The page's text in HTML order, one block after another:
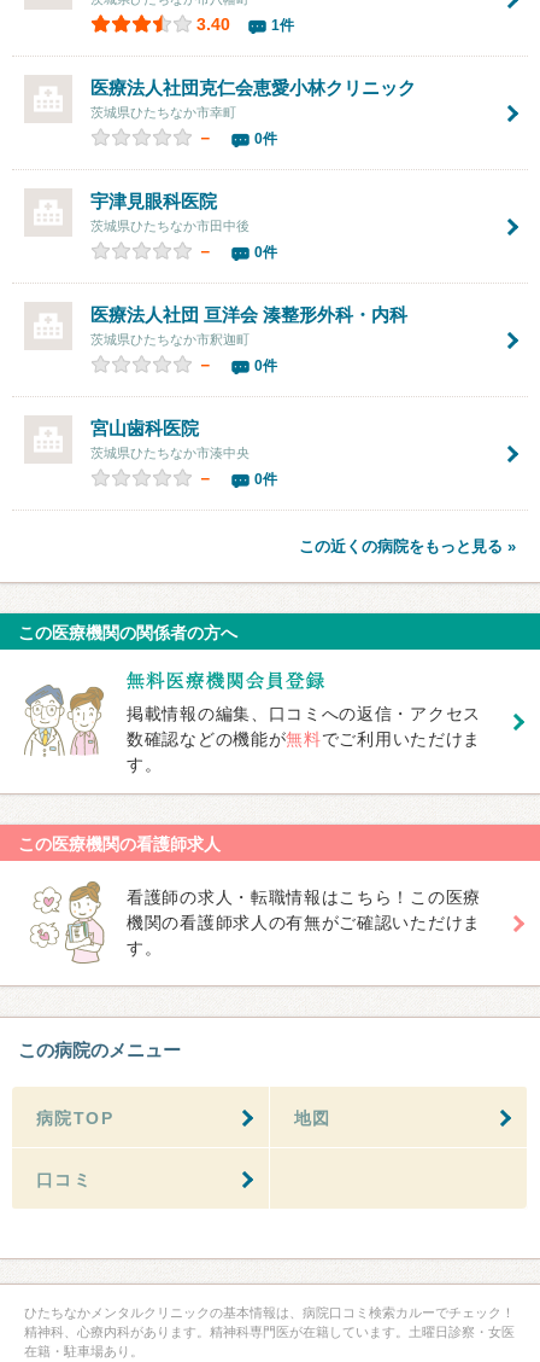
3.40 1件
医療法人社団克仁会恵愛小林クリニック
茨城県ひたちなか市幸町
－ 0件
宇津見眼科医院
茨城県ひたちなか市田中後
－ 0件
医療法人社団 亘洋会 湊整形外科・内科
茨城県ひたちなか市釈迦町
－ 0件
宮山歯科医院
茨城県ひたちなか市湊中央
－ 0件
この近くの病院をもっと見る »
この医療機関の関係者の方へ
掲載情報の編集、口コミへの返信・アクセス
数確認などの機能が無料でご利用いただけま
す。
この医療機関の看護師求人
看護師の求人・転職情報はこちら！この医療
機関の看護師求人の有無がご確認いただけま
す。
この病院のメニュー
病院TOP 地図
口コミ
ひたちなかメンタルクリニックの基本情報は、病院口コミ検索カルーでチェック！
精神科、心療内科があります。精神科専門医が在籍しています。土曜日診察・女医
在籍・駐車場あり。